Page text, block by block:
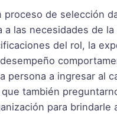
proceso de selección
a las necesidades de
del rol, la
persona a ingresar al
también
para brindarle